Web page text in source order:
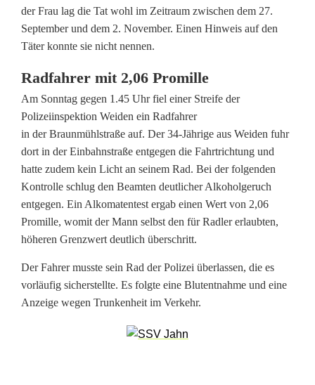
n
k
n
e
n
R
a
d
e
r
der Frau lag die Tat wohl im Zeitraum zwischen dem 27.
September und dem 2. November. Einen Hinweis auf den
Täter konnte sie nicht nennen.
Radfahrer mit 2,06 Promille
Am Sonntag gegen 1.45 Uhr fiel einer Streife der
Polizeiinspektion Weiden ein Radfahrer
in der Braunmühlstraße auf. Der 34-Jährige aus Weiden fuhr
dort in der Einbahnstraße entgegen die Fahrtrichtung und
hatte zudem kein Licht an seinem Rad. Bei der folgenden
Kontrolle schlug den Beamten deutlicher Alkoholgeruch
entgegen. Ein Alkomatentest ergab einen Wert von 2,06
Promille, womit der Mann selbst den für Radler erlaubten,
höheren Grenzwert deutlich überschritt.
Der Fahrer musste sein Rad der Polizei überlassen, die es
vorläufig sicherstellte. Es folgte eine Blutentnahme und eine
Anzeige wegen Trunkenheit im Verkehr.